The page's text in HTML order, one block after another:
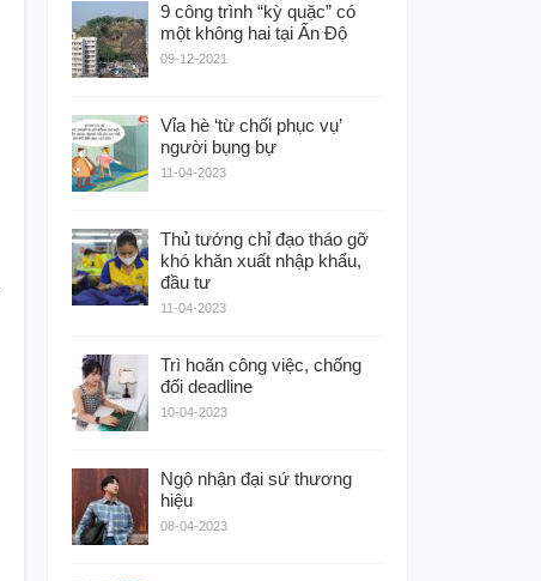
9 công trình “kỳ quặc” có
một không hai tại Ấn Độ
09-12-2021
Vỉa hè ‘từ chối phục vụ’
người bụng bự
11-04-2023
Thủ tướng chỉ đạo tháo gỡ
khó khăn xuất nhập khẩu,
đầu tư
11-04-2023
Trì hoãn công việc, chống
đối deadline
10-04-2023
Ngộ nhận đại sứ thương
hiệu
08-04-2023